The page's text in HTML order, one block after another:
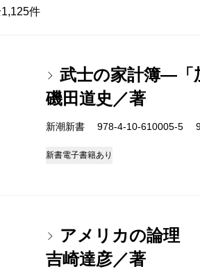
件
武士の家計簿―「
磯田道史／著
新潮新書 978-4-10-610005-5
新書電子書籍あり
アメリカの論理
吉崎達彦／著